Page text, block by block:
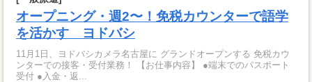
オープニング・週2〜！免税カウンターで語学
を活かす ヨドバシ
11月1日、ヨドバシカメラ名古屋に グランドオープンする 免税カウ
ンターでの接客・受付業務！ 【お仕事内容】 ●端末でのパスポート
受付 ●入金・返...